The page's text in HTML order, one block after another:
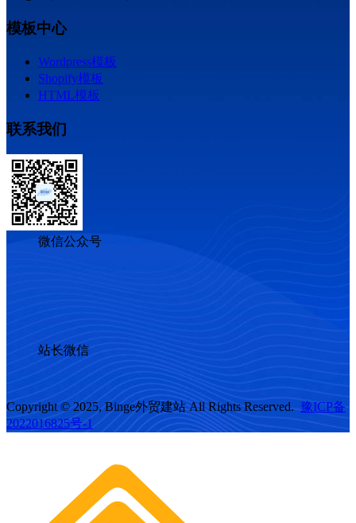
模板中心
Wordpress模板
Shopify模板
HTML模板
联系我们
微信公众号
站长微信
Copyright © 2025, Binge外贸建站 All Rights Reserved. 豫ICP备
2022016825号-1